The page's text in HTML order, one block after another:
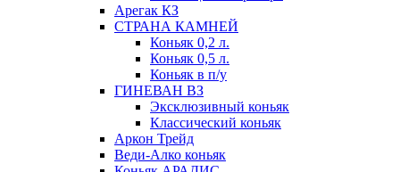
Арегак КЗ
СТРАНА КАМНЕЙ
Коньяк 0,2 л.
Коньяк 0,5 л.
Коньяк в п/у
ГИНЕВАН ВЗ
Эксклюзивный коньяк
Классический коньяк
Аркон Трейд
Веди-Алко коньяк